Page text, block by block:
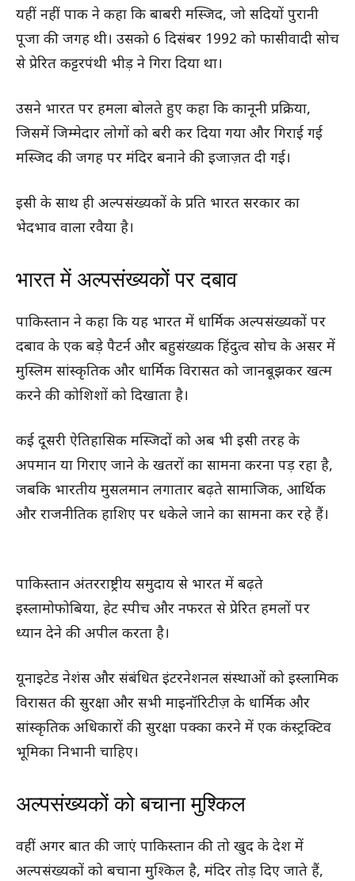
यहीं नहीं पाक ने कहा कि बाबरी मस्जिद, जो सदियों पुरानी
पूजा की जगह थी। उसको 6 दिसंबर 1992 को फासीवादी सोच
से प्रेरित कट्टरपंथी भीड़ ने गिरा दिया था।
उसने भारत पर हमला बोलते हुए कहा कि कानूनी प्रक्रिया,
जिसमें जिम्मेदार लोगों को बरी कर दिया गया और गिराई गई
मस्जिद की जगह पर मंदिर बनाने की इजाज़त दी गई।
इसी के साथ ही अल्पसंख्यकों के प्रति भारत सरकार का
भेदभाव वाला रवैया है।
भारत में अल्पसंख्यकों पर दबाव
पाकिस्तान ने कहा कि यह भारत में धार्मिक अल्पसंख्यकों पर
दबाव के एक बड़े पैटर्न और बहुसंख्यक हिंदुत्व सोच के असर में
मुस्लिम सांस्कृतिक और धार्मिक विरासत को जानबूझकर खत्म
करने की कोशिशों को दिखाता है।
कई दूसरी ऐतिहासिक मस्जिदों को अब भी इसी तरह के
अपमान या गिराए जाने के खतरों का सामना करना पड़ रहा है,
जबकि भारतीय मुसलमान लगातार बढ़ते सामाजिक, आर्थिक
और राजनीतिक हाशिए पर धकेले जाने का सामना कर रहे हैं।
पाकिस्तान अंतरराष्ट्रीय समुदाय से भारत में बढ़ते
इस्लामोफोबिया, हेट स्पीच और नफरत से प्रेरित हमलों पर
ध्यान देने की अपील करता है।
यूनाइटेड नेशंस और संबंधित इंटरनेशनल संस्थाओं को इस्लामिक
विरासत की सुरक्षा और सभी माइनॉरिटीज़ के धार्मिक और
सांस्कृतिक अधिकारों की सुरक्षा पक्का करने में एक कंस्ट्रक्टिव
भूमिका निभानी चाहिए।
अल्पसंख्यकों को बचाना मुश्किल
वहीं अगर बात की जाएं पाकिस्तान की तो खुद के देश में
अल्पसंख्यकों को बचाना मुश्किल है, मंदिर तोड़ दिए जाते हैं,